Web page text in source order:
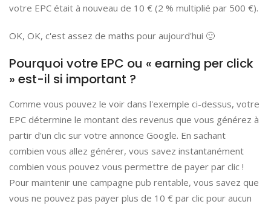
votre EPC était à nouveau de 10 € (2 % multiplié par 500 €).
OK, OK, c'est assez de maths pour aujourd'hui 🙂
Pourquoi votre EPC ou « earning per click
» est-il si important ?
Comme vous pouvez le voir dans l'exemple ci-dessus, votre
EPC détermine le montant des revenus que vous générez à
partir d'un clic sur votre annonce Google. En sachant
combien vous allez générer, vous savez instantanément
combien vous pouvez vous permettre de payer par clic !
Pour maintenir une campagne pub rentable, vous savez que
vous ne pouvez pas payer plus de 10 € par clic pour aucun